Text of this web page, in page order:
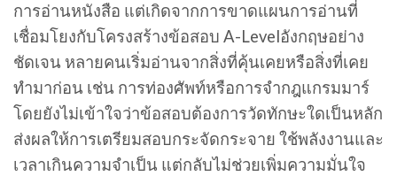
การอ่านหนังสือ แต่เกิดจากการขาดแผนการอ่านที่
เชื่อมโยงกับโครงสร้างข้อสอบ A-Levelอังกฤษอย่าง
ชัดเจน หลายคนเริ่มอ่านจากสิ่งที่คุ้นเคยหรือสิ่งที่เคย
ทำมาก่อน เช่น การท่องศัพท์หรือการจำกฎแกรมมาร์
โดยยังไม่เข้าใจว่าข้อสอบต้องการวัดทักษะใดเป็นหลัก
ส่งผลให้การเตรียมสอบกระจัดกระจาย ใช้พลังงานและ
เวลาเกินความจำเป็น แต่กลับไม่ช่วยเพิ่มความมั่นใจ